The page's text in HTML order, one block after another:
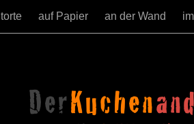
torte auf Papier an der Wand